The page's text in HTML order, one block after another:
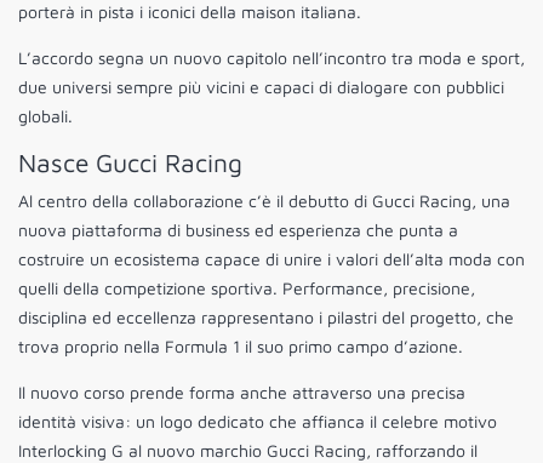
porterà in pista i iconici della maison italiana.
L’accordo segna un nuovo capitolo nell’incontro tra moda e sport,
due universi sempre più vicini e capaci di dialogare con pubblici
globali.
Nasce Gucci Racing
Al centro della collaborazione c’è il debutto di Gucci Racing, una
nuova piattaforma di business ed esperienza che punta a
costruire un ecosistema capace di unire i valori dell’alta moda con
quelli della competizione sportiva. Performance, precisione,
disciplina ed eccellenza rappresentano i pilastri del progetto, che
trova proprio nella Formula 1 il suo primo campo d’azione.
Il nuovo corso prende forma anche attraverso una precisa
identità visiva: un logo dedicato che affianca il celebre motivo
Interlocking G al nuovo marchio Gucci Racing, rafforzando il